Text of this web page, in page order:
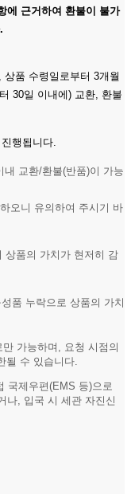
에 근거하여 환불이 불가
품 수령일로부터 3개월
30일 이내에) 교환, 환불
행됩니다.
내 교환/환불(반품)이 가능
오니 유의하여 주시기 바
품의 가치가 현저히 감
품 누락으로 상품의 가치
가능하며, 요청 시점의
될 수 있습니다.
국제우편(EMS 등)으로
나, 입국 시 세관 자진신